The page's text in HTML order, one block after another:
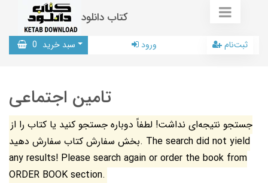
کتاب دانلود
سبد خرید 0 ورود ثبت‌نام
تامین اجتماعی
جستجو نتیجه‌ای نداشت! لطفاً دوباره جستجو کنید یا کتاب را از
بخش سفارش کتاب سفارش دهید. The search did not yield
any results! Please search again or order the book from
ORDER BOOK section.